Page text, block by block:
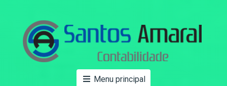
Menu principal